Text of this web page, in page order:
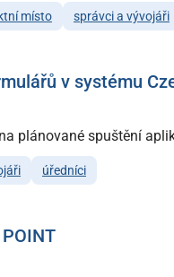
místo správci a vývojáři
v systému
plánované spuštění
úředníci